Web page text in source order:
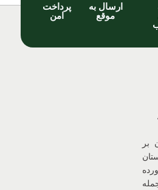
ارسال به
موقع
پرداخت
امن
بر